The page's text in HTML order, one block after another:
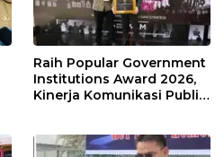
Raih Popular Government
Institutions Award 2026,
Kinerja Komunikasi Publik